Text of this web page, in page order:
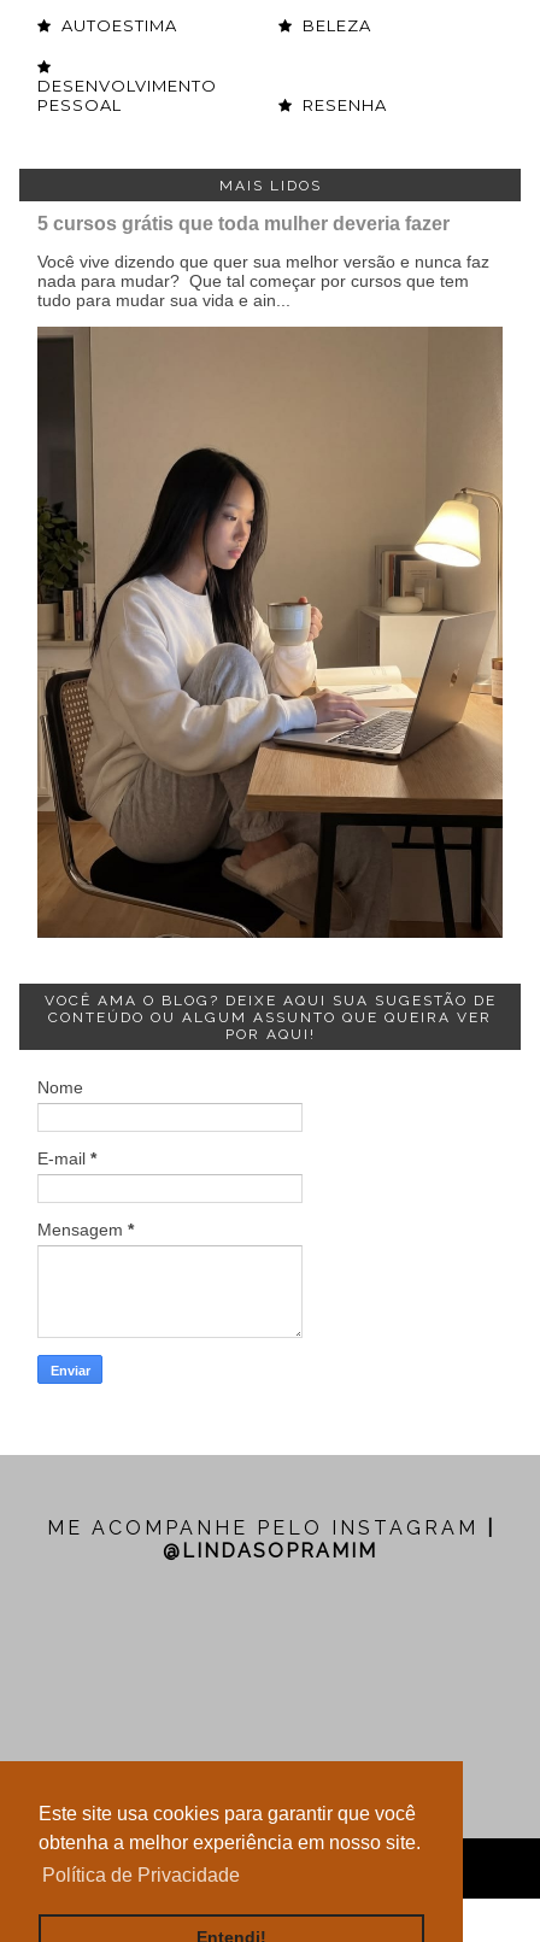
Este site usa cookies para garantir que você
obtenha a melhor experiência em nosso site.
Política de Privacidade
Entendi!
AUTOESTIMA BELEZA
DESENVOLVIMENTO
PESSOAL
RESENHA
MAIS LIDOS
5 cursos grátis que toda mulher deveria fazer
Você vive dizendo que quer sua melhor versão e nunca faz
nada para mudar? Que tal começar por cursos que tem
tudo para mudar sua vida e ain...
VOCÊ AMA O BLOG? DEIXE AQUI SUA SUGESTÃO DE
CONTEÚDO OU ALGUM ASSUNTO QUE QUEIRA VER
POR AQUI!
Nome
E-mail *
Mensagem *
ME ACOMPANHE PELO INSTAGRAM
@LINDASOPRAMIM
LAYOUT POR LUSA AGÊNCIA DIGITAL